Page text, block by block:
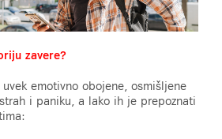
zavere?
emotivno obojene, osmišljene
i paniku, a lako ih je prepoznati